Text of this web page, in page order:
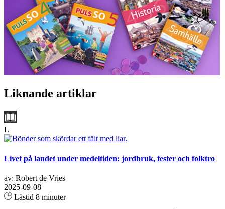
Liknande artiklar
L
Livet på landet under medeltiden: jordbruk, fester och folktro
av: Robert de Vries
2025-09-08
Lästid 8 minuter